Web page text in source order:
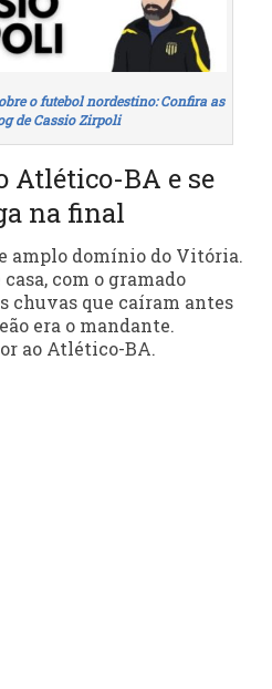
o futebol nordestino: Confira as
de Cassio Zirpoli
Atlético-BA e se
na final
amplo domínio do Vitória.
com o gramado
chuvas que caíram antes
era o mandante.
ao Atlético-BA.